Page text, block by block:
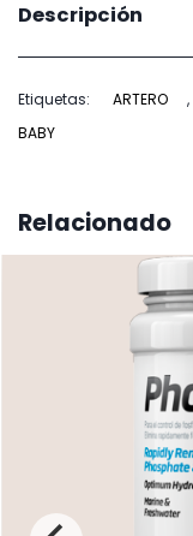
Baby
250ml
Descripción
Etiquetas: ARTERO ,
BABY
Relacionado